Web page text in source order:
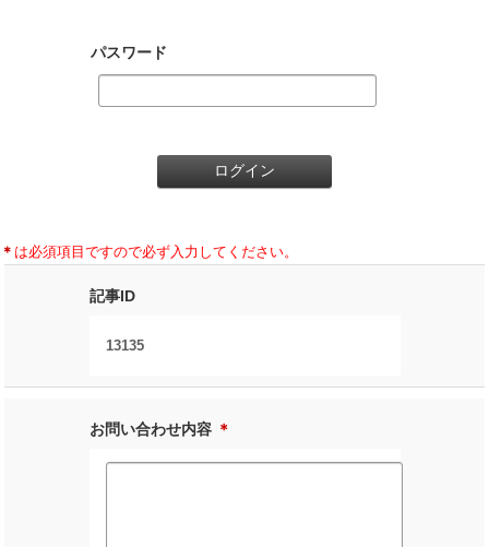
パスワード
＊ は必須項目ですので必ず入力してください。
記事ID
13135
お問い合わせ内容 ＊